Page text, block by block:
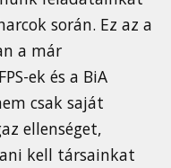
során. Ez az a
a már
ek és a BiA
csak saját
ellenséget,
kell társainkat